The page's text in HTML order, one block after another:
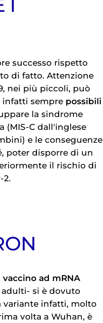
I
successo rispetto
di fatto. Attenzione
nei più piccoli, può
infatti sempre possibili
la sindrome
(MIS-C dall'inglese
e le conseguenze
poter disporre di un
il rischio di
2.
vaccino ad mRNA
adulti- si è dovuto
variante infatti, molto
volta a Wuhan, è